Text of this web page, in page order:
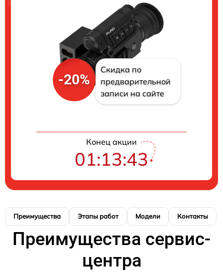
-20%
Скидка по
предварительной
записи на сайте
Конец акции
01:13:42
Преимущества Этапы работ Модели Контакты
Преимущества сервис-
центра